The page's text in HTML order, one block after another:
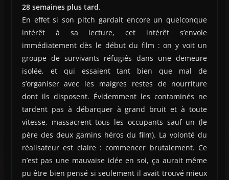
28 semaines plus tard.
En effet si son pitch gardait encore un quelconque
intérêt à sa lecture, cet intérêt s’envole
immédiatement dès le début du film : on y voit un
groupe de survivants réfugiés dans une demeure
isolée, et qui essaient tant bien que mal de
s’organiser avec les maigres restes de nourriture
dont ils disposent. Évidemment les contaminés ne
tardent pas à débarquer à grand bruit et à toute
vitesse, massacrent tous les occupants sauf un (le
père des deux gamins héros du film). La volonté du
réalisateur est claire : commencer brutalement. Ce
n’est pas une mauvaise idée en soi, ça aurait même
pu être bien pensé si seulement il avait trouvé mieux